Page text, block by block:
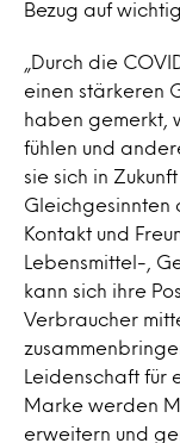
Bezug auf
„Durch die
einen stärkeren
haben gemerkt,
fühlen und
sie sich in
Gleichgesinnten
Kontakt und
Lebensmittel-,
kann sich ihre
Verbraucher
Leidenschaft für
Marke werden
erweitern und